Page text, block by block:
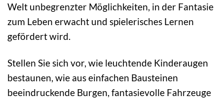
Welt unbegrenzter Möglichkeiten, in der Fantasie
zum Leben erwacht und spielerisches Lernen
gefördert wird.
Stellen Sie sich vor, wie leuchtende Kinderaugen
bestaunen, wie aus einfachen Bausteinen
beeindruckende Burgen, fantasievolle Fahrzeuge